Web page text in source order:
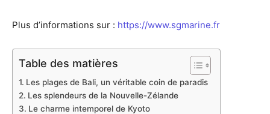
Plus d’informations sur : https://www.sgmarine.fr
Table des matières
Les plages de Bali, un véritable coin de paradis
Les splendeurs de la Nouvelle-Zélande
Le charme intemporel de Kyoto